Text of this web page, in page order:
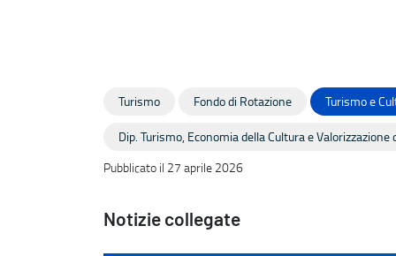
Turismo Fondo di Rotazione Turismo e
Dip. Turismo, Economia della Cultura e
Pubblicato il 27 aprile 2026
Notizie collegate